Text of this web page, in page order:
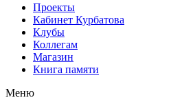
Проекты
Кабинет Курбатова
Клубы
Коллегам
Магазин
Книга памяти
Меню